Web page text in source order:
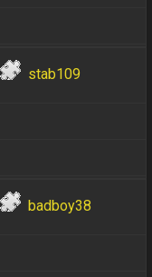
stab109
badboy38